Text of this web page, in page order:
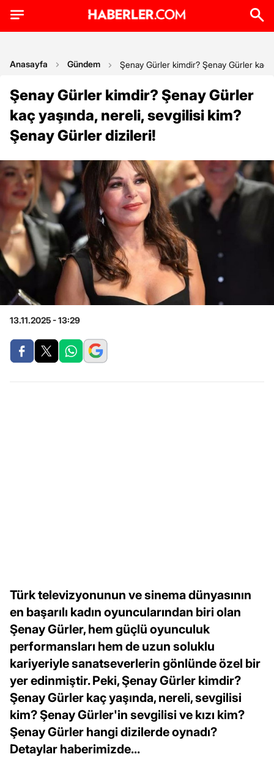
Anasayfa Gündem Şenay Gürler kimdir? Şenay Gürler kaç
Şenay Gürler kimdir? Şenay Gürler
kaç yaşında, nereli, sevgilisi kim?
Şenay Gürler dizileri!
13.11.2025 - 13:29
Türk televizyonunun ve sinema dünyasının
en başarılı kadın oyuncularından biri olan
Şenay Gürler, hem güçlü oyunculuk
performansları hem de uzun soluklu
kariyeriyle sanatseverlerin gönlünde özel bir
yer edinmiştir. Peki, Şenay Gürler kimdir?
Şenay Gürler kaç yaşında, nereli, sevgilisi
kim? Şenay Gürler'in sevgilisi ve kızı kim?
Şenay Gürler hangi dizilerde oynadı?
Detaylar haberimizde...